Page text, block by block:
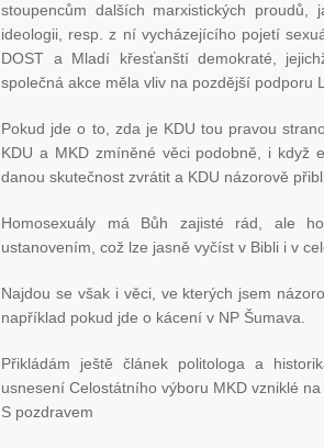
stoupencům dalších marxistických
ideologii, resp. z ní vycházejícího pojetí
DOST a Mladí křesťanští demokraté,
společná akce měla vliv na pozdější podporu
Pokud jde o to, zda je KDU tou pravou
KDU a MKD zmíněné věci podobně, i když
danou skutečnost zvrátit a KDU názorově
Homosexuály má Bůh zajisté rád, ale
ustanovením, což lze jasně vyčíst v Bibli i v
Najdou se však i věci, ve kterých jsem
například pokud jde o kácení v NP Šumava.
Přikládám ještě článek politologa a
usnesení Celostátního výboru MKD vzniklé na
S pozdravem